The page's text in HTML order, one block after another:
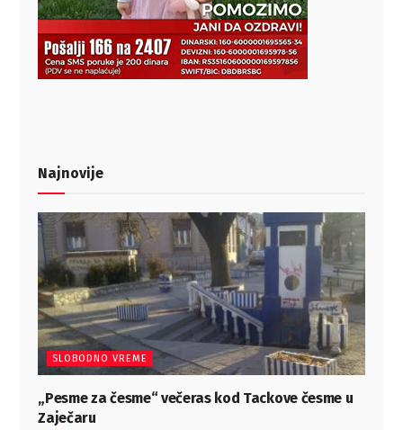
Najnovije
SLOBODNO VREME
„Pesme za česme“ večeras kod Tackove česme u
Zaječaru